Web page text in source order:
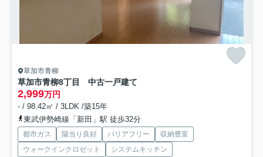
草加市青柳
草加市青柳8丁目 中古一戸建て
2,999万円
- / 98.42㎡ / 3LDK /築15年
東武伊勢崎線「新田」駅 徒歩32分
都市ガス 陽当り良好 バリアフリー
収納豊富
ウォークインクロゼット
システムキッチン